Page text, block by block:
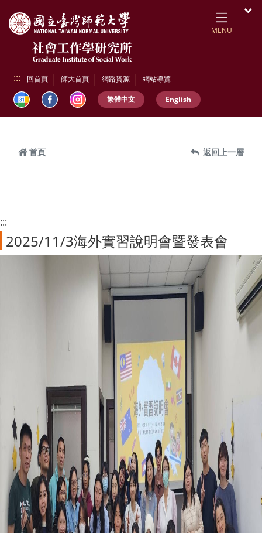
MENU
::: 回首頁 師大首頁 網路資源 網站導覽
繁體中文 English
首頁 返回上一層
:::
2025/11/3海外實習說明會暨發表會